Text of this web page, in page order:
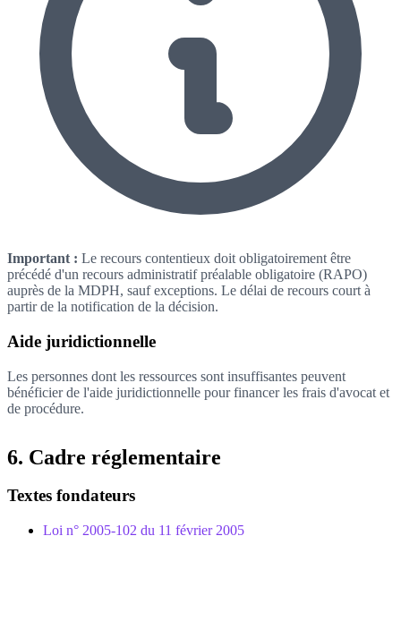
Important : Le recours contentieux doit obligatoirement être
précédé d'un recours administratif préalable obligatoire (RAPO)
auprès de la MDPH, sauf exceptions. Le délai de recours court à
partir de la notification de la décision.
Aide juridictionnelle
Les personnes dont les ressources sont insuffisantes peuvent
bénéficier de l'aide juridictionnelle pour financer les frais d'avocat et
de procédure.
6. Cadre réglementaire
Textes fondateurs
Loi n° 2005-102 du 11 février 2005